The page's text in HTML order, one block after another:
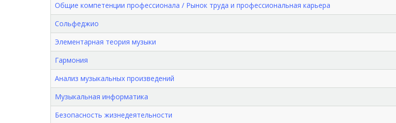
Общие компетенции профессионала / Рынок труда и профессиональная карьера
Сольфеджио
Элементарная теория музыки
Гармония
Анализ музыкальных произведений
Музыкальная информатика
Безопасность жизнедеятельности